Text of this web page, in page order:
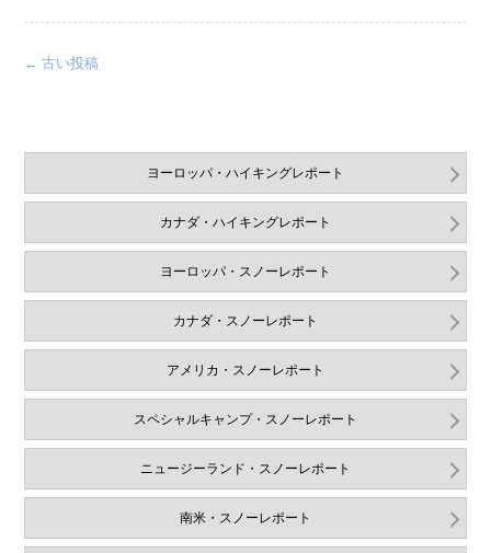
← 古い投稿
ヨーロッパ・ハイキングレポート
カナダ・ハイキングレポート
ヨーロッパ・スノーレポート
カナダ・スノーレポート
アメリカ・スノーレポート
スペシャルキャンプ・スノーレポート
ニュージーランド・スノーレポート
南米・スノーレポート